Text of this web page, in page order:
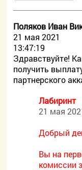
Поляков Иван
21 мая 2021
13:47:19
Здравствуйте!
получить
партнерского
Лабиринт
21 мая
Добрый
Вы на
комиссии